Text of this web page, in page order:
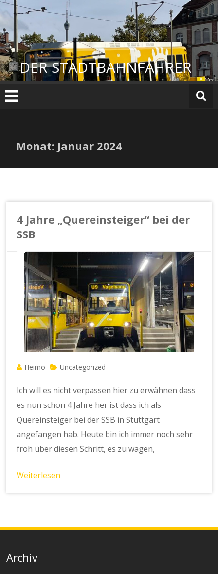
Zum
Inhalt
springen
DER STADTBAHNFAHRER
Monat: Januar 2024
4 Jahre „Quereinsteiger“ bei der
SSB
Heimo Uncategorized
Ich will es nicht verpassen hier zu erwähnen dass
es nun schon 4 Jahre her ist dass ich als
Quereinsteiger bei der SSB in Stuttgart
angefangen hab. Heute bin ich immer noch sehr
froh über diesen Schritt, es zu wagen,
Weiterlesen
Archiv